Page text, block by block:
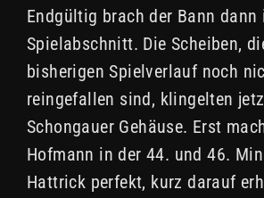
Endgültig brach der Bann
Spielabschnitt. Die Scheiben,
bisherigen Spielverlauf noch
reingefallen sind, klingelten
Schongauer Gehäuse. Erst
Hofmann in der 44. und 46.
Hattrick perfekt, kurz darauf